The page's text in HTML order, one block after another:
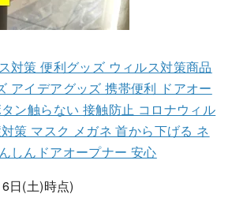
対策 便利グッズ ウィルス対策商品
アイデアグッズ 携帯便利 ドアオー
ン触らない 接触防止 コロナウィル
策 マスク メガネ 首から下げる ネ
しんドアオープナー 安心
日(土)時点)